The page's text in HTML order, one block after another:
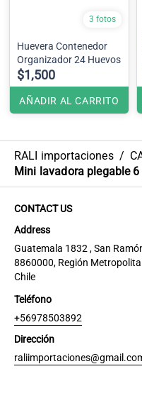
3 fotos
Huevera Contenedor
Organizador 24 Huevos
$1,500
AÑADIR AL CARRITO
RALI importaciones /
Mini lavadora plegable 6
CONTACT US
Address
Guatemala 1832 , San
8860000, Región
Chile
Teléfono
+56978503892
Dirección